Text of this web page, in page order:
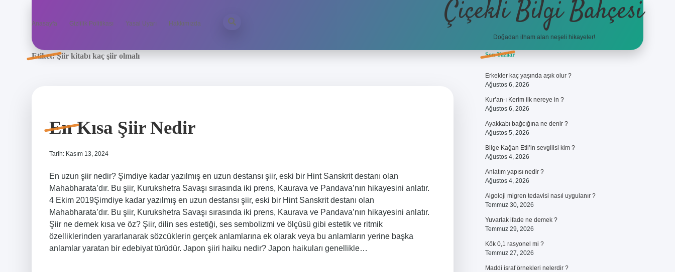
Anasayfa Gizlilik Politikası Yasal Uyarı Hakkımızda Çiçekli Bilgi Bahçesi
Doğadan ilham alan neşeli hikayeler!
Etiket:Şiir kitabı kaç şiir olmalı
En Kısa Şiir Nedir
Tarih: Kasım 13, 2024
En uzun şiir nedir? Şimdiye kadar yazılmış en uzun destansı şiir, eski bir Hint Sanskrit destanı olan
Mahabharata’dır. Bu şiir, Kurukshetra Savaşı sırasında iki prens, Kaurava ve Pandava’nın hikayesini anlatır.
4 Ekim 2019Şimdiye kadar yazılmış en uzun destansı şiir, eski bir Hint Sanskrit destanı olan
Mahabharata’dır. Bu şiir, Kurukshetra Savaşı sırasında iki prens, Kaurava ve Pandava’nın hikayesini anlatır.
Şiir ne demek kısa ve öz? Şiir, dilin ses estetiği, ses sembolizmi ve ölçüsü gibi estetik ve ritmik
özelliklerinden yararlanarak sözcüklerin gerçek anlamlarına ek olarak veya bu anlamların yerine başka
anlamlar yaratan bir edebiyat türüdür. Japon şiiri haiku nedir? Japon haikuları genellikle…
Sidebar
Son Yazılar
Erkekler kaç yaşında aşık olur ?
Ağustos 6, 2026
Kur’an-ı Kerim ilk nereye in ?
Ağustos 6, 2026
Ayakkabı bağcığına ne denir ?
Ağustos 5, 2026
Bilge Kağan Etil’in sevgilisi kim ?
Ağustos 4, 2026
Anlatım yapısı nedir ?
Ağustos 4, 2026
Algoloji migren tedavisi nasıl uygulanır ?
Temmuz 30, 2026
Yuvarlak ifade ne demek ?
Temmuz 29, 2026
Kök 0,1 rasyonel mi ?
Temmuz 27, 2026
Maddi israf örnekleri nelerdir ?